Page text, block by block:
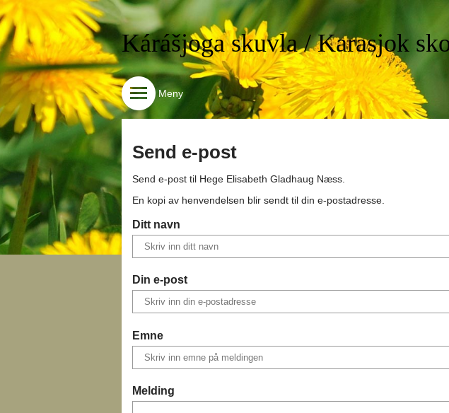
Kárášjoga skuvla / Karasjok
Meny
Send e-post
Send e-post til Hege Elisabeth Gladhaug Næss.
En kopi av henvendelsen blir sendt til din e-postadresse.
Ditt navn
Din e-post
Emne
Melding